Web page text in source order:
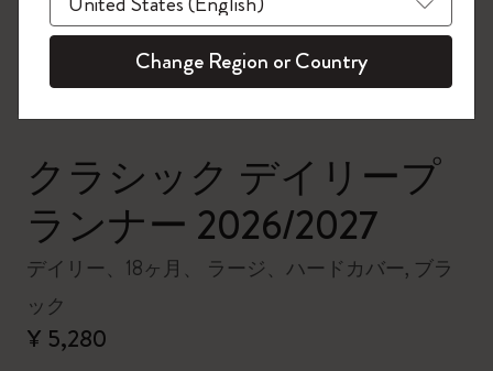
クラシック デイリープ
ランナー 2026/2027
デイリー、18ヶ月、 ラージ、ハードカバー, ブラ
ック
¥ 5,280
今すぐ会員登録 !
Change Region or Country